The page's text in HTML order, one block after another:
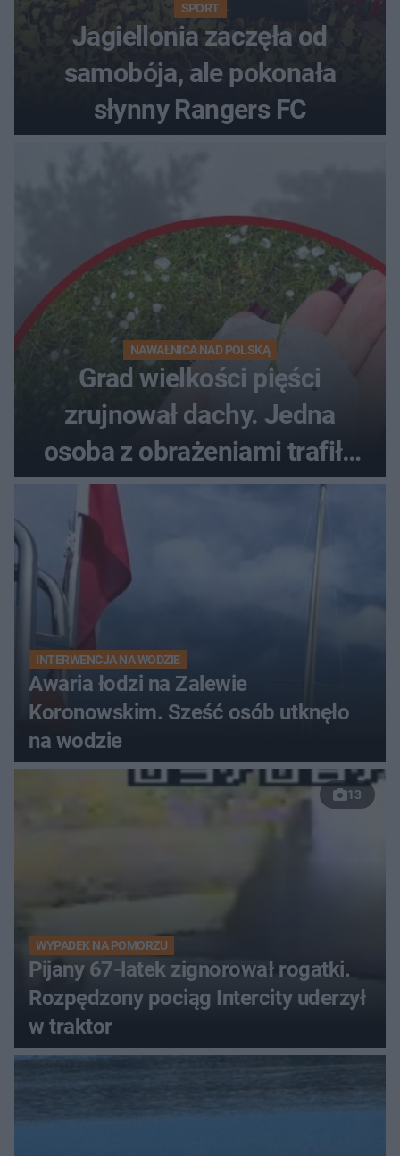
SPORT
Jagiellonia zaczęła od
samobója, ale pokonała
słynny Rangers FC
NAWAŁNICA NAD POLSKĄ
Grad wielkości pięści
zrujnował dachy. Jedna
osoba z obrażeniami trafiła
do szpitala
INTERWENCJA NA WODZIE
Awaria łodzi na Zalewie
Koronowskim. Sześć osób utknęło
na wodzie
13
WYPADEK NA POMORZU
Pijany 67-latek zignorował rogatki.
Rozpędzony pociąg Intercity uderzył
w traktor